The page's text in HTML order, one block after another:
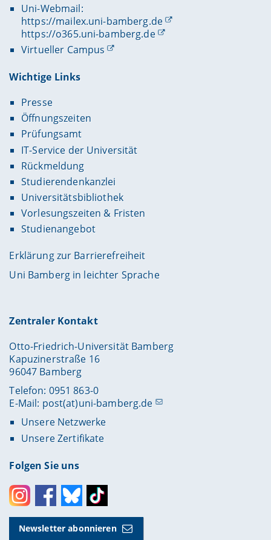
Uni-Webmail:
https://mailex.uni-bamberg.de
https://o365.uni-bamberg.de
Virtueller Campus
Wichtige Links
Presse
Öffnungszeiten
Prüfungsamt
IT-Service der Universität
Rückmeldung
Studierendenkanzlei
Universitätsbibliothek
Vorlesungszeiten & Fristen
Studienangebot
Erklärung zur Barrierefreiheit
Uni Bamberg in leichter Sprache
Zentraler Kontakt
Otto-Friedrich-Universität Bamberg
Kapuzinerstraße 16
96047 Bamberg
Telefon: 0951 863-0
E-Mail: post(at)uni-bamberg.de
Unsere Netzwerke
Unsere Zertifikate
Folgen Sie uns
InstagramFacebookBlueskyToktok
Newsletter abonnieren